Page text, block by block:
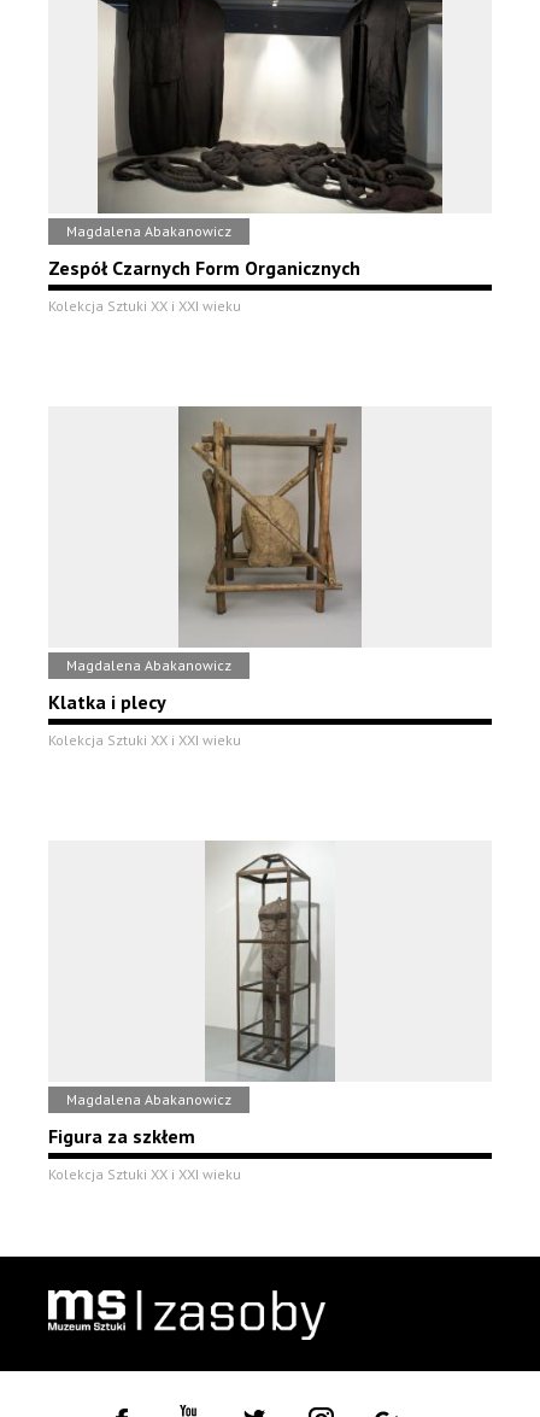
Magdalena Abakanowicz
Zespół Czarnych Form Organicznych
Kolekcja Sztuki XX i XXI wieku
Magdalena Abakanowicz
Klatka i plecy
Kolekcja Sztuki XX i XXI wieku
Magdalena Abakanowicz
Figura za szkłem
Kolekcja Sztuki XX i XXI wieku